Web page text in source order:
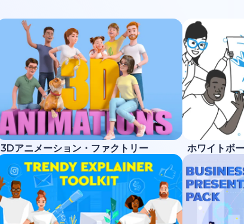
3Dアニメーション・ファクトリー